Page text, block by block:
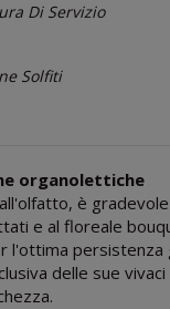
Di Servizio
Solfiti
organolettiche
è
e al floreale
l'ottima persistenza
delle sue vivaci